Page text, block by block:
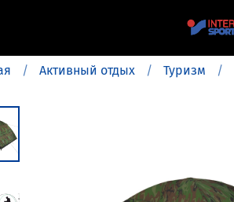
Активный отдых Туризм